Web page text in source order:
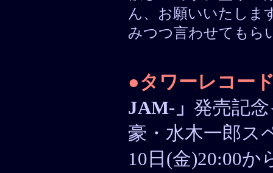
ん、お願いいたしま
みつつ言わせてもら
●タワーレコー
JAM-」 発売記
豪・水木一郎ス
10日(金)20:00か